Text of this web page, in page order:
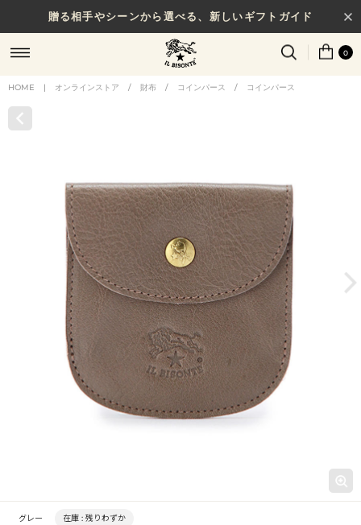
贈る相手やシーンから選べる、新しいギフトガイド
0
HOME | オンラインストア / 財布 / コインパース / コインパース
グレー 在庫 : 残りわずか